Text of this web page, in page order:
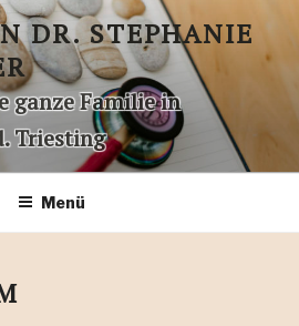
DR. STEPHANIE
ganze Familie in
Triesting
Menü